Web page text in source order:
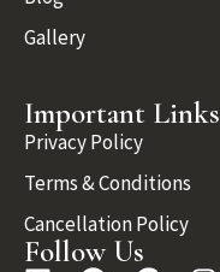
Gallery
Important Links
Privacy Policy
Terms & Conditions
Cancellation Policy
Follow Us